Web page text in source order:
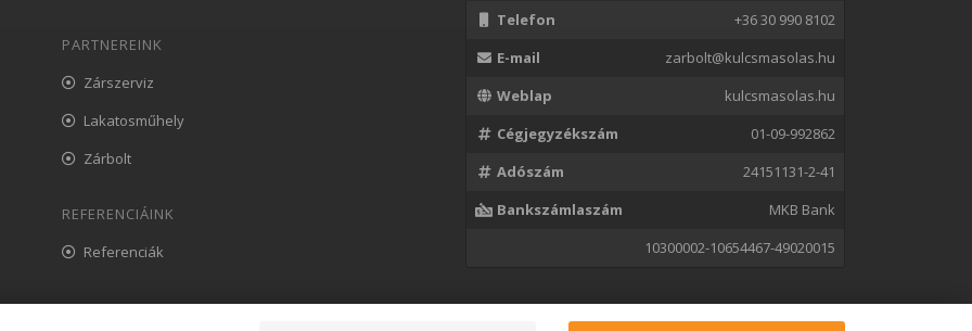
PARTNEREINK
Zárszerviz
Lakatosműhely
Zárbolt
REFERENCIÁINK
Referenciák
Telefon
+36 30 990 8102
E-mail
zarbolt@kulcsmasolas.hu
Weblap
kulcsmasolas.hu
Cégjegyzékszám
01-09-992862
Adószám
24151131-2-41
Bankszámlaszám
MKB Bank
10300002-10654467-49020015